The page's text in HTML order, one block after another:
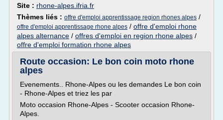
Site : rhone-alpes.ifria.fr
Thèmes liés : offre d'emploi apprentissage region rhones alpes /
offre d'emploi apprentissage rhone alpes / offre d'emploi rhone
alpes alternance / offres d'emploi en region rhone alpes /
offre d'emploi formation rhone alpes
Route occasion: Le bon coin moto rhone
alpes
Evenements.. Rhone-Alpes ou les demandes Le bon coin
- Rhone-Alpes et triez les par
Moto occasion Rhone-Alpes - Scooter occasion Rhone-
Alpes.